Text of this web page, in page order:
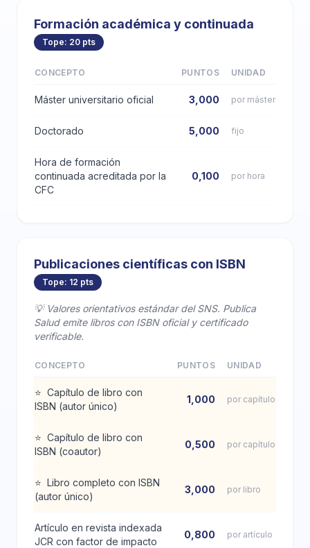
Formación académica y continuada
Tope: 20 pts
CONCEPTO PUNTOS UNIDAD
Máster universitario oficial 3,000 por máster
Doctorado 5,000 fijo
Hora de formación
continuada acreditada por la
CFC
0,100 por hora
Publicaciones científicas con ISBN
Tope: 12 pts
💡 Valores orientativos estándar del SNS. Publica
Salud emite libros con ISBN oficial y certificado
verificable.
CONCEPTO PUNTOS UNIDAD
⭐ Capítulo de libro con
ISBN (autor único)
1,000 por capítulo
⭐ Capítulo de libro con
ISBN (coautor)
0,500 por capítulo
⭐ Libro completo con ISBN
(autor único)
3,000 por libro
Artículo en revista indexada
JCR con factor de impacto
0,800 por artículo